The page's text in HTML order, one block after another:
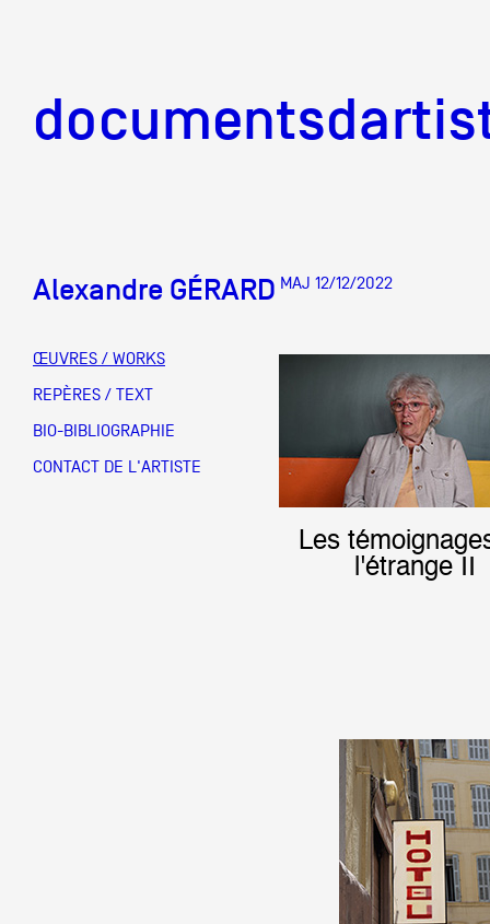
Équipe
Partenaires
Documentation
Visites d'ateliers
Alexandre GÉRARD MAJ 12/12/2022
ŒUVRES / WORKS
REPÈRES / TEXT
BIO-BIBLIOGRAPHIE
CONTACT DE L'ARTISTE
Les
l'étrange II